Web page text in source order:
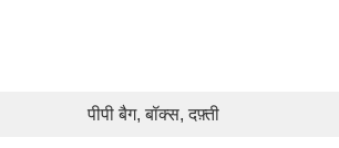
पीपी बैग, बॉक्स, दफ़्ती